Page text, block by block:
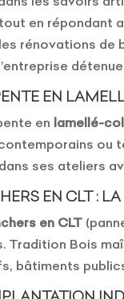
en répondant
rénovations de
EN
en lamellé-
ou
ses ateliers
EN CLT :
en CLT
Tradition Bois
bâtiments